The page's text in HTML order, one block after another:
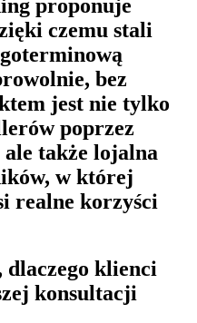
proponuje
czemu stali
bez
jest nie tylko
poprzez
także lojalna
w której
realne korzyści
dlaczego klienci
konsultacji